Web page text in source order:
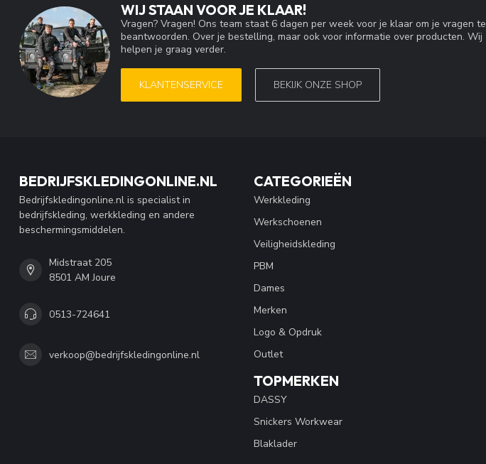
WIJ STAAN VOOR JE KLAAR!
Vragen? Vragen! Ons team staat 6 dagen per week voor je klaar om je vragen te
beantwoorden. Over je bestelling, maar ook voor informatie over producten. Wij
helpen je graag verder.
KLANTENSERVICE BEKIJK ONZE SHOP
BEDRIJFSKLEDINGONLINE.NL
Bedrijfskledingonline.nl is specialist in
bedrijfskleding, werkkleding en andere
beschermingsmiddelen.
Midstraat 205
8501 AM Joure
0513-724641
verkoop@bedrijfskledingonline.nl
CATEGORIEËN
Werkkleding
Werkschoenen
Veiligheidskleding
PBM
Dames
Merken
Logo & Opdruk
Outlet
TOPMERKEN
DASSY
Snickers Workwear
Blaklader